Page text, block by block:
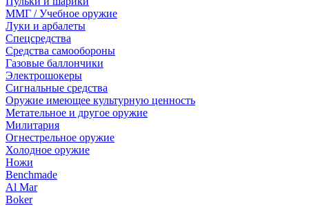
ММГ / Учебное оружие
Луки и арбалеты
Спецсредства
Средства самообороны
Газовые баллончики
Электрошокеры
Сигнальные средства
Оружие имеющее культурную ценность
Метательное и другое оружие
Милитария
Огнестрельное оружие
Холодное оружие
Ножи
Benchmade
Al Mar
Boker